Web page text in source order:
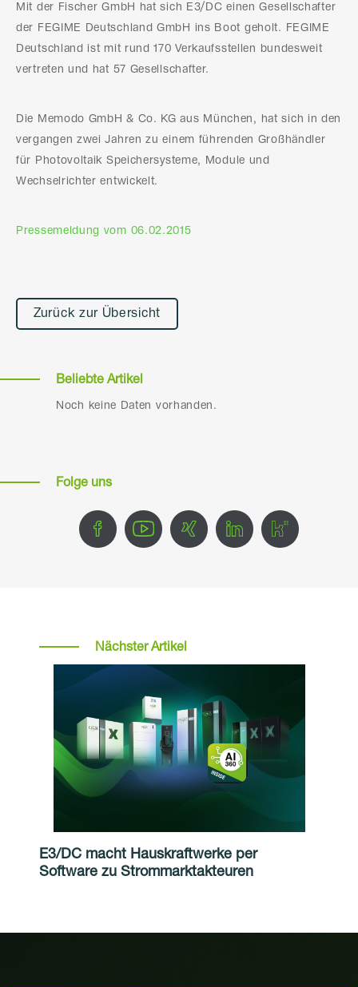
Mit der Fischer GmbH hat sich E3/DC einen Gesellschafter
der FEGIME Deutschland GmbH ins Boot geholt. FEGIME
Deutschland ist mit rund 170 Verkaufsstellen bundesweit
vertreten und hat 57 Gesellschafter.
Die Memodo GmbH & Co. KG aus München, hat sich in den
vergangen zwei Jahren zu einem führenden Großhändler
für Photovoltaik Speichersysteme, Module und
Wechselrichter entwickelt.
Pressemeldung vom 06.02.2015
Zurück zur Übersicht
Beliebte Artikel
Noch keine Daten vorhanden.
Folge uns
Nächster Artikel
E3/DC macht Hauskraftwerke per
Software zu Strommarktakteuren